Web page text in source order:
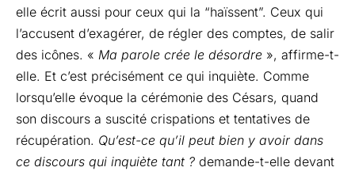
elle écrit aussi pour ceux qui la “haïssent”. Ceux qui
l’accusent d’exagérer, de régler des comptes, de salir
des icônes. « Ma parole crée le désordre », affirme-t-
elle. Et c’est précisément ce qui inquiète. Comme
lorsqu’elle évoque la cérémonie des Césars, quand
son discours a suscité crispations et tentatives de
récupération. Qu’est-ce qu’il peut bien y avoir dans
ce discours qui inquiète tant ? demande-t-elle devant